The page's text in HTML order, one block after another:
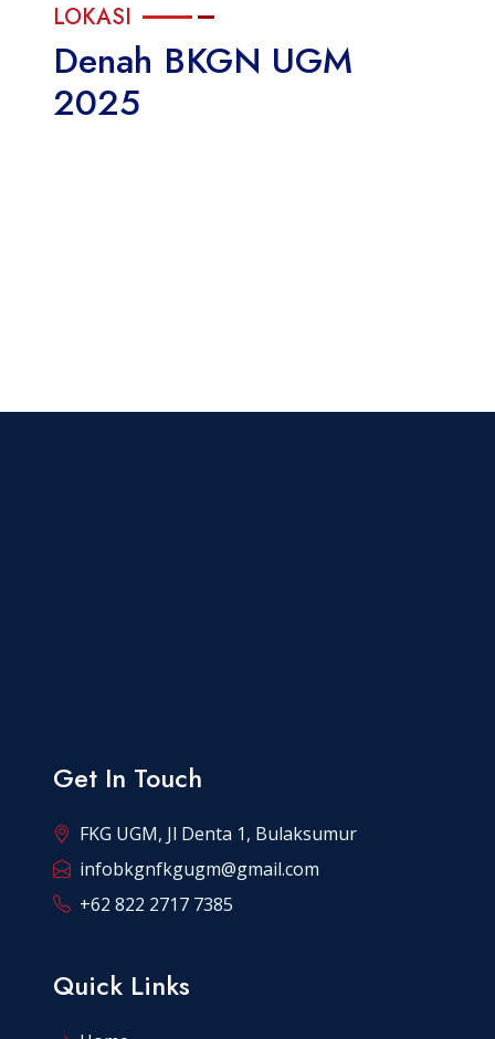
LOKASI
Denah BKGN UGM
2025
Get In Touch
FKG UGM, Jl Denta 1, Bulaksumur
infobkgnfkgugm@gmail.com
+62 822 2717 7385
Quick Links